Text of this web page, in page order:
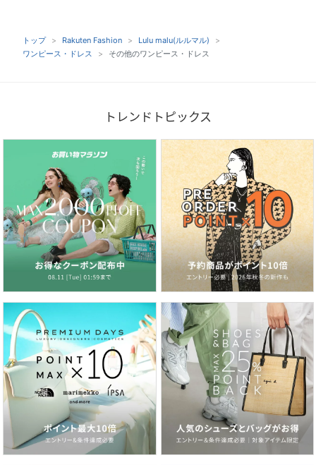
トップ Rakuten Fashion
Lulu malu(ルルマル)
ワンピース・ドレス
その他のワンピース・ドレス
トレンドトピックス